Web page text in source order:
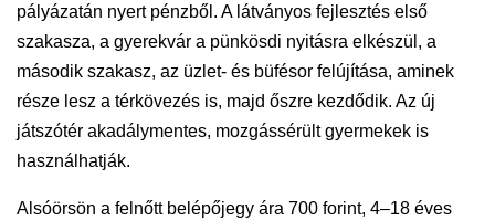
pályázatán nyert pénzből. A látványos fejlesztés első
szakasza, a gyerekvár a pünkösdi nyitásra elkészül, a
második szakasz, az üzlet- és büfésor felújítása, aminek
része lesz a térkövezés is, majd őszre kezdődik. Az új
játszótér akadálymentes, mozgássérült gyermekek is
használhatják.
Alsóörsön a felnőtt belépőjegy ára 700 forint, 4–18 éves